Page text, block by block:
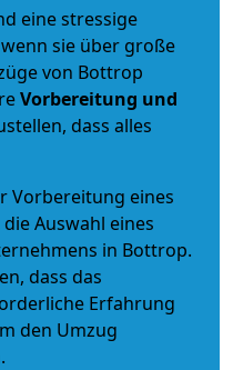
eine stressige
sie über große
von Bottrop
Vorbereitung und
dass alles
Vorbereitung eines
Auswahl eines
in Bottrop.
dass das
Erfahrung
den Umzug